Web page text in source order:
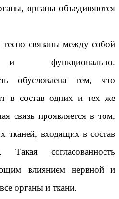
органы объединяются
тесно связаны между собой
и функционально.
обусловлена тем, что
в состав одних и тех же
связь проявляется в том,
тканей, входящих в состав
Такая согласованность
влиянием нервной и
органы и ткани.